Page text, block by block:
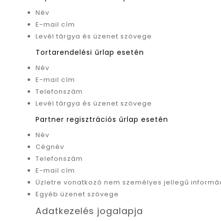
Név
E-mail cím
Levél tárgya és üzenet szövege
Tortarendelési űrlap esetén
Név
E-mail cím
Telefonszám
Levél tárgya és üzenet szövege
Partner regisztrációs űrlap esetén
Név
Cégnév
Telefonszám
E-mail cím
Üzletre vonatkozó nem személyes jellegű
Egyéb üzenet szövege
Adatkezelés jogalapja